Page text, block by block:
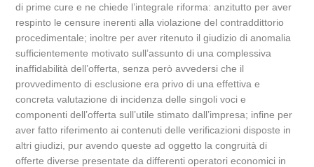
di prime cure e ne chiede l’integrale riforma: anzitutto per aver
respinto le censure inerenti alla violazione del contraddittorio
procedimentale; inoltre per aver ritenuto il giudizio di anomalia
sufficientemente motivato sull’assunto di una complessiva
inaffidabilità dell’offerta, senza però avvedersi che il
provvedimento di esclusione era privo di una effettiva e
concreta valutazione di incidenza delle singoli voci e
componenti dell’offerta sull’utile stimato dall’impresa; infine per
aver fatto riferimento ai contenuti delle verificazioni disposte in
altri giudizi, pur avendo queste ad oggetto la congruità di
offerte diverse presentate da differenti operatori economici in